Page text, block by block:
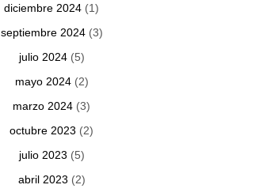
diciembre 2024 (1)
septiembre 2024(3)
julio 2024(5)
mayo 2024(2)
marzo 2024 (3)
octubre 2023 (2)
julio 2023 (5)
abril 2023 (2)